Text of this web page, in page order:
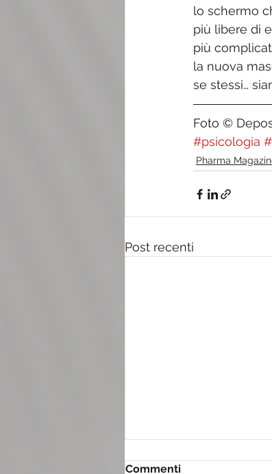
lo schermo
più libere di
più
la nuova
se stessi…
Foto ©
#psicologia
Pharma
Post recenti
Commenti